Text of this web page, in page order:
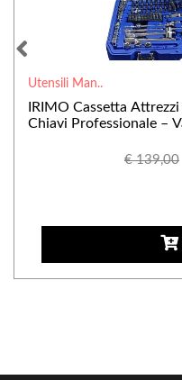
IRIMO Cassetta
Chiavi Professionale –
Utensili Man..
€ 139,00